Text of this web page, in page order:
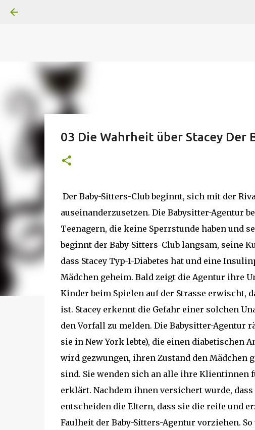
Superheldenserien
03 Die Wahrheit über Stacey Der
Der Baby-Sitters-Club beginnt, sich mit der
auseinanderzusetzen. Die Babysitter-Agentur
Teenagern, die keine Sperrstunde haben und
beginnt der Baby-Sitters-Club langsam, seine
dass Stacey Typ-1-Diabetes hat und eine
Mädchen geheim. Bald zeigt die Agentur ihre
Kinder beim Spielen auf der Strasse erwischt,
ist. Stacey erkennt die Gefahr einer solchen
den Vorfall zu melden. Die Babysitter-Agentur
sie in New York lebte), die einen diabetischen
wird gezwungen, ihren Zustand den Mädchen
sind. Sie wenden sich an alle ihre Klientinnen
erklärt. Nachdem ihnen versichert wurde,
entscheiden die Eltern, dass sie die reife und
Faulheit der Baby-Sitters-Agentur vorziehen.